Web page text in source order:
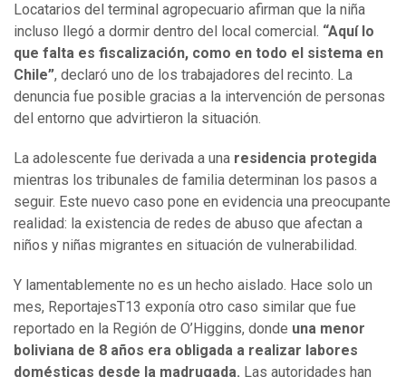
Locatarios del terminal agropecuario afirman que la niña
incluso llegó a dormir dentro del local comercial. “Aquí lo
que falta es fiscalización, como en todo el sistema en
Chile”, declaró uno de los trabajadores del recinto. La
denuncia fue posible gracias a la intervención de personas
del entorno que advirtieron la situación.
La adolescente fue derivada a una residencia protegida
mientras los tribunales de familia determinan los pasos a
seguir. Este nuevo caso pone en evidencia una preocupante
realidad: la existencia de redes de abuso que afectan a
niños y niñas migrantes en situación de vulnerabilidad.
Y lamentablemente no es un hecho aislado. Hace solo un
mes, ReportajesT13 exponía otro caso similar que fue
reportado en la Región de O’Higgins, donde una menor
boliviana de 8 años era obligada a realizar labores
domésticas desde la madrugada. Las autoridades han